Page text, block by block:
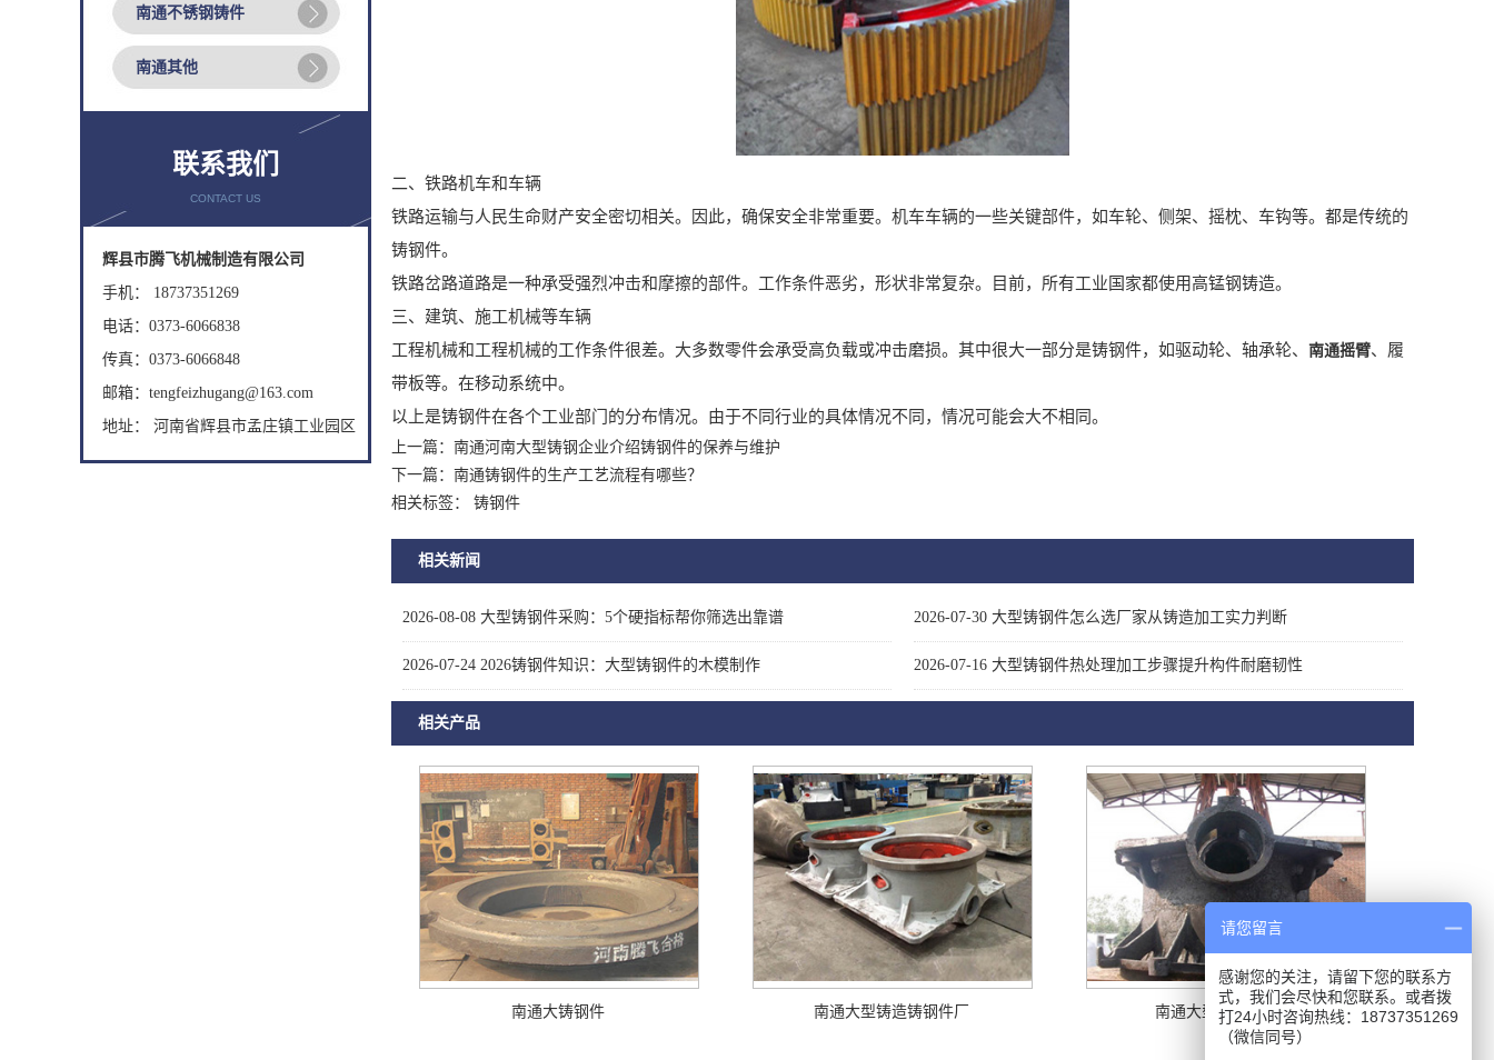
南通不锈钢铸件
南通其他
联系我们
CONTACT US
辉县市腾飞机械制造有限公司
手机： 18737351269
电话：0373-6066838
传真：0373-6066848
邮箱：tengfeizhugang@163.com
地址： 河南省辉县市孟庄镇工业园区
二、铁路机车和车辆
铁路运输与人民生命财产安全密切相关。因此，确保安全非常重要。机车车辆的一些关键部件，如车轮、侧架、摇枕、车钩等。都是传统的
铸钢件。
铁路岔路道路是一种承受强烈冲击和摩擦的部件。工作条件恶劣，形状非常复杂。目前，所有工业国家都使用高锰钢铸造。
三、建筑、施工机械等车辆
工程机械和工程机械的工作条件很差。大多数零件会承受高负载或冲击磨损。其中很大一部分是铸钢件，如驱动轮、轴承轮、 南通摇臂、履
带板等。在移动系统中。
以上是铸钢件在各个工业部门的分布情况。由于不同行业的具体情况不同，情况可能会大不相同。
上一篇： 南通河南大型铸钢企业介绍铸钢件的保养与维护
下一篇： 南通铸钢件的生产工艺流程有哪些？
相关标签： 铸钢件
相关新闻
2026-08-08 大型铸钢件采购：5个硬指标帮你筛选出靠谱 2026-07-30 大型铸钢件怎么选厂家从铸造加工实力判断
2026-07-24 2026铸钢件知识：大型铸钢件的木模制作 2026-07-16 大型铸钢件热处理加工步骤提升构件耐磨韧性
相关产品
南通大铸钢件 南通大型铸造铸钢件厂 南通大型铸钢件厂家
请您留言
感谢您的关注，请留下您的联系方
式，我们会尽快和您联系。或者拨
打24小时咨询热线：18737351269
（微信同号）